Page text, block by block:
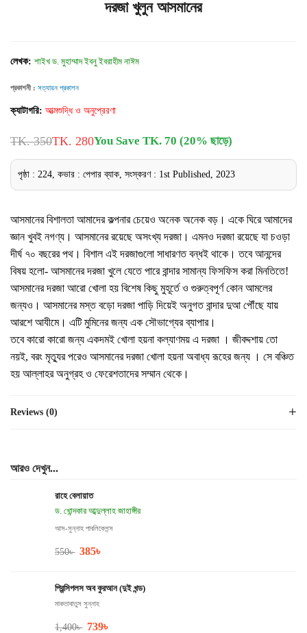
দরজা খুলুন আসমানের
লেখক: শাইখ ড. মুহাম্মাদ ইবনু ইবরাহীম নাঈম
প্রকাশনী : সত্যায়ন প্রকাশন
ক্যাটাগরি: আত্মশুদ্ধি ও অনুপ্রেরণা
TK. 350TK. 280You Save TK. 70 (20% ছাড়ে)
পৃষ্ঠা : 224, কভার : পেপার ব্যাক, সংস্করণ : 1st Published, 2023
আসমানের বিশালতা আমাদের কল্পনার চেয়েও অনেক অনেক বড়। একে ঘিরে আমাদের
জ্ঞান খুবই নগণ্য। আসমানের রয়েছে অসংখ্য দরজা। এমনও দরজা রয়েছে যা চওড়া
দীর্ঘ ৭০ বছরের পথ। বিশাল এই দরজাগুলো সাধারণত বন্ধই থাকে। তবে আনন্দের
বিষয় হলো- আসমানের দরজা খুলে যেতে পারে বান্দার সামান্য ফিসফিস করা মিনতিতে!
আসমানের দরজা আরো খোলা হয় বিশেষ কিছু মুহূর্তে ও গুরুত্বপূর্ণ কোন আমলের
জন্যও। আসমানের মস্ত বড়ো দরজা পাড়ি দিয়েই অনুগত বান্দার দুআ পৌঁছে যায়
আরশে আযীমে। এটি মুমিনের জন্য এক সৌভাগ্যের ব্যাপার।
তবে কারো কারো জন্য একদমই খোলা হয়না কল্যাণময় এ দরজা । জীবদ্দশায় তো
নয়ই, বরং মৃত্যুর পরেও আসমানের দরজা খোলা হয়না অবাধ্য রূহের জন্য । সে বঞ্চিত
হয় আল্লাহর অনুগ্রহ ও ফেরেশতাদের সম্মান থেকে।
Reviews (0)
আরও দেখুন...
রাহে বেলায়াত
ড. খোন্দকার আব্দুল্লাহ জাহাঙ্গীর
আস-সুন্নাহ পাবলিকেশন্স
550৳ 385৳
প্রিন্সিপলস অব কুরআন (দুই খন্ড)
মাকতাবাতুস সুন্নাহ
1,400৳ 739৳